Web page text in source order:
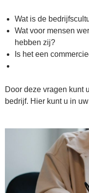
Wat is de
Wat voor mensen
hebben zij?
Is het een
Door deze vragen kunt
bedrijf. Hier kunt u in